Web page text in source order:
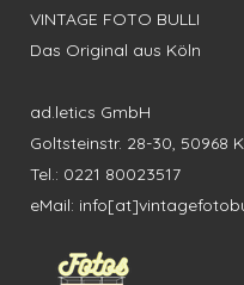
VINTAGE FOTO BULLI
Das Original aus Köln
ad.letics GmbH
Goltsteinstr. 28-30, 50968
Tel.: 0221 80023517
eMail: